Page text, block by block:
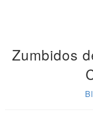
Zumbidos